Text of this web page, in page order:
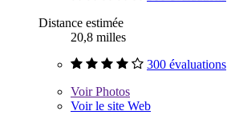
Distance estimée
20,8 milles
300 évaluations
VoirPhotos
Voir le site Web